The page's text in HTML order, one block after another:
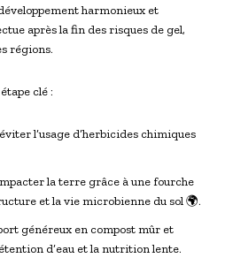
harmonieux et
après la fin des risques de gel,
régions.
clé :
l’usage d’herbicides chimiques
la terre grâce à une fourche
et la vie microbienne du sol 🌍.
généreux en compost mûr et
d’eau et la nutrition lente.